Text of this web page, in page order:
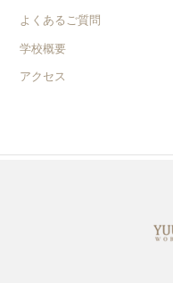
よくあるご質問
学校概要
アクセス